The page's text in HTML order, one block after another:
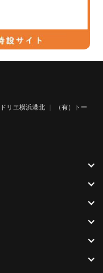
リエ横浜港北 ｜ （有）トー